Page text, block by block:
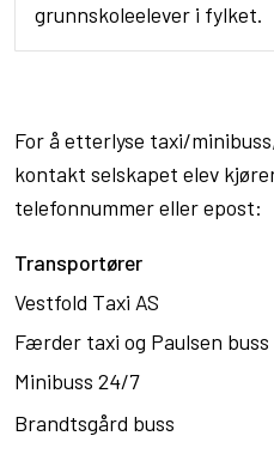
grunnskoleelever i fylket.
For å etterlyse taxi/
kontakt selskapet elev
telefonnummer eller epost:
Transportører
Vestfold Taxi AS
Færder taxi og Paulsen buss
Minibuss 24/7
Brandtsgård buss